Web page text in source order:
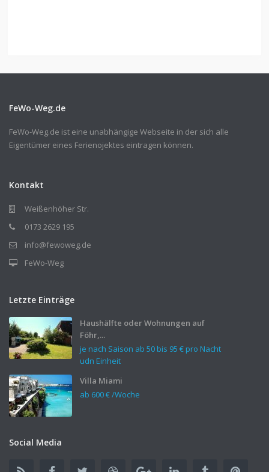
FeWo-Weg.de
FeWo-Weg.de ist eine unabhängige Webseite in der sich alle
Eigentümer eines Ferienojektes eintragen können.
Kontakt
Weißenhöher Str.
0173 2629 195
info@fewoweg.de
FeWo-Weg
Letzte Einträge
Haushälfte oder Wohnungen auf
Föhr,...
je nach Saison ab 50 bis 95 € pro Nacht
udn Einheit
Villa Miami
ab 600 €/Woche
Social Media